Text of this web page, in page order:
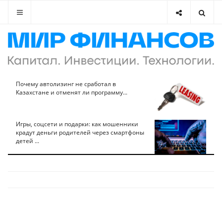
Почему автолизинг не сработал в
Казахстане и отменят ли программу...
Игры, соцсети и подарки: как мошенники
крадут деньги родителей через смартфоны
детей ...